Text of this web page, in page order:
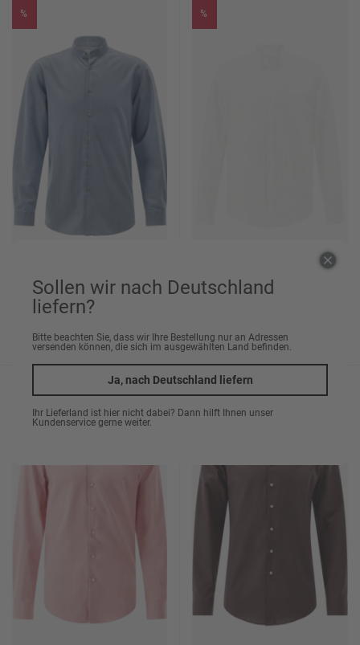
%
Hemd CG Elmo aus Baumwolle
ab 64,95 €
%
Hemd CG Eames aus Baumwolle
ab 59,95 €
%
Sollen wir nach Deutschland
liefern?
Bitte beachten Sie, dass wir Ihre Bestellung nur an Adressen
versenden können, die sich im ausgewählten Land befinden.
Ja, nach Deutschland liefern
Ihr Lieferland ist hier nicht dabei? Dann hilft Ihnen unser
Kundenservice gerne weiter.